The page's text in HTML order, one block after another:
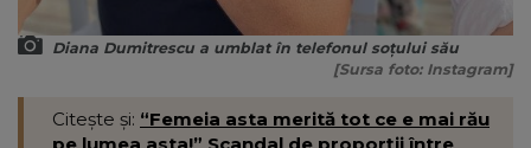
Diana Dumitrescu a umblat în telefonul soțului său
[Sursa foto: Instagram]
Citește și: “Femeia asta merită tot ce e mai rău